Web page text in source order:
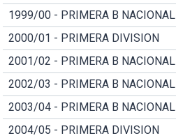
1999/00 - PRIMERA B NACIONAL
2000/01 - PRIMERA DIVISION
2001/02 - PRIMERA B NACIONAL
2002/03 - PRIMERA B NACIONAL
2003/04 - PRIMERA B NACIONAL
2004/05 - PRIMERA DIVISION